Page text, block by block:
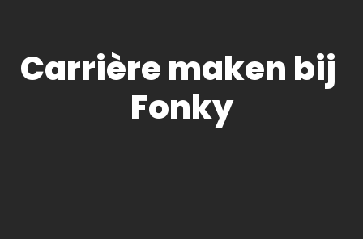
Carrière maken bij
Fonky